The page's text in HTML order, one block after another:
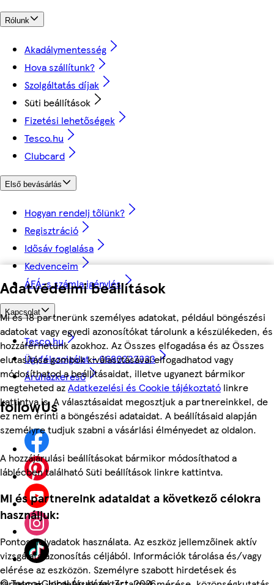
Adatvédelmi beállítások
Mi és 18 partnerünk személyes adatokat, például böngészési
adatokat vagy egyedi azonosítókat tárolunk a készülékeden, és
hozzáférhetünk azokhoz. Az Összes elfogadása és az Összes
elutasítása gombok kiválasztásával elfogadhatod vagy
módosíthatod a beállításaidat, illetve ugyanezt bármikor
megteheted azAdatkezelési és Cookie tájékoztató linkre
kattintva is. A választásaidat megosztjuk a partnereinkkel, de
ez nem érinti a böngészési adataidat. A beállításaid alapján
személyre tudjuk szabni a vásárlási élményedet az oldalon.
A hozzájárulási beállításokat bármikor módosíthatod a
láblécben található Süti beállítások linkre kattintva.
Mi és partnereink adataidat a következő célokra
használjuk:
Pontos helyadatok használata. Az eszköz jellemzőinek aktív
vizsgálata azonosítás céljából. Információk tárolása és/vagy
elérése az eszközön. Személyre szabott hirdetések és
Rólunk
Akadálymentesség
Hova szállítunk?
Szolgáltatás díjak
Süti beállítások
Fizetési lehetőségek
Tesco.hu
Clubcard
Első bevásárlás
Hogyan rendelj tőlünk?
Regisztráció
Idősáv foglalása
Kedvenceim
ÁFÁ-s számla igénylés
Kapcsolat
Tesco.hu
Ügyfélszolgálat - 0680222333
Áruházkereső
followUs